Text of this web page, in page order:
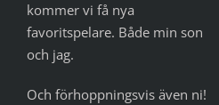
kommer vi få nya
favoritspelare. Både min son
och jag.
Och förhoppningsvis även ni!